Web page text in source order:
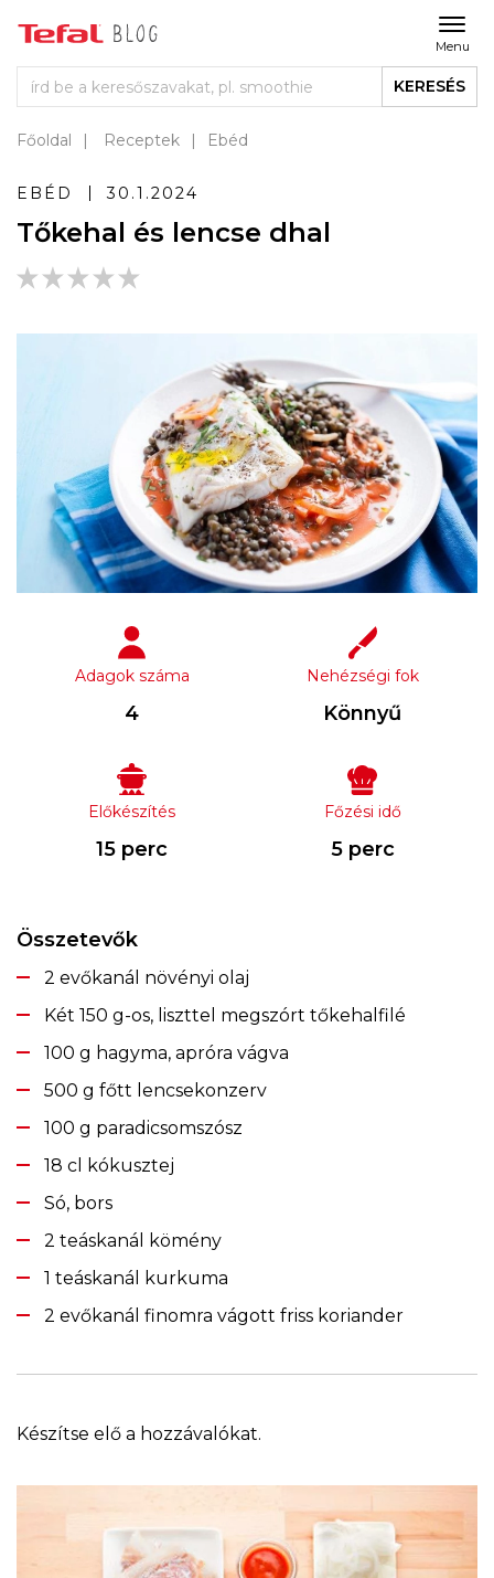
Menu
KERESÉS
Főoldal Receptek Ebéd
EBÉD 30.1.2024
Tőkehal és lencse dhal
Adagok száma
4
Nehézségi fok
Könnyű
Előkészítés
15 perc
Főzési idő
5 perc
Összetevők
2 evőkanál növényi olaj
Két 150 g-os, liszttel megszórt tőkehalfilé
100 g hagyma, apróra vágva
500 g főtt lencsekonzerv
100 g paradicsomszósz
18 cl kókusztej
Só, bors
2 teáskanál kömény
1 teáskanál kurkuma
2 evőkanál finomra vágott friss koriander
Készítse elő a hozzávalókat.